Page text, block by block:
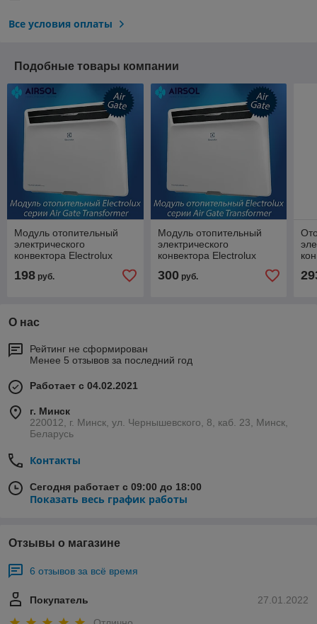
Все условия оплаты
Подобные товары компании
Модуль отопительный
электрического
конвектора Electrolux
Transformer ECH/AG2-
198 руб.
Модуль отопительный
электрического
конвектора Electrolux
Transformer ECH/AG2-
300руб.
О нас
Рейтинг не сформирован
Менее 5 отзывов за последний год
Работает с 04.02.2021
г. Минск
220012, г. Минск, ул. Чернышевского, 8, каб. 23, Минск,
Беларусь
Контакты
Сегодня работает с 09:00 до 18:00
Показать весь график работы
Отзывы о магазине
6 отзывов за всё время
27.01.2022
Покупатель